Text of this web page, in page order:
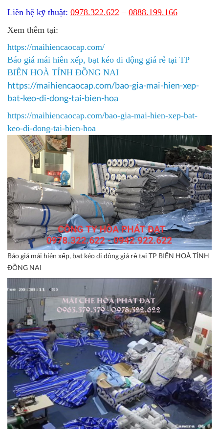
Liên hệ kỹ thuật: 0978.322.622 – 0888.199.166
Xem thêm tại:
https://maihiencaocap.com/
Báo giá mái hiên xếp, bạt kéo di động giá rẻ tại TP
BIÊN HOÀ TỈNH ĐỒNG NAI
https://maihiencaocap.com/bao-gia-mai-hien-xep-
bat-keo-di-dong-tai-bien-hoa​
https://maihiencaocap.com/bao-gia-mai-hien-xep-bat-
keo-di-dong-tai-bien-hoa
Báo giá mái hiên xếp, bạt kéo di động giá rẻ tại TP BIÊN HOÀ TỈNH
ĐỒNG NAI